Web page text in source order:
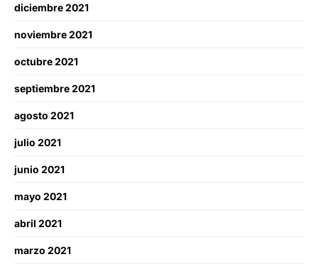
diciembre 2021
noviembre 2021
octubre 2021
septiembre 2021
agosto 2021
julio 2021
junio 2021
mayo 2021
abril 2021
marzo 2021